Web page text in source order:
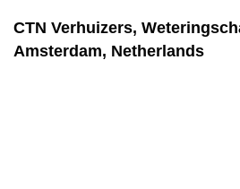
CTN Verhuizers,
Amsterdam, Netherlands